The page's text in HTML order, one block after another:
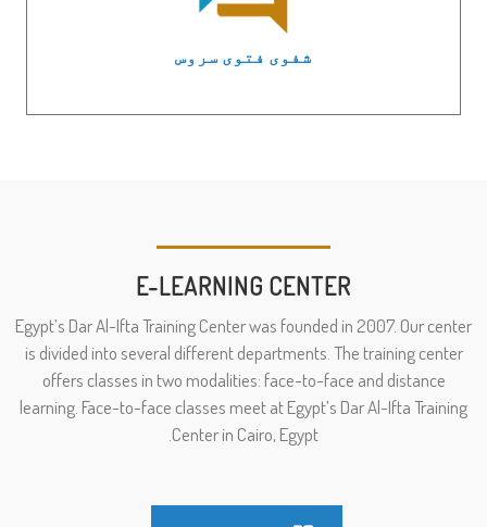
شفوی فتوی سروس
E-LEARNING CENTER
Egypt’s Dar Al-Ifta Training Center was founded in 2007. Our center
is divided into several different departments. The training center
offers classes in two modalities: face-to-face and distance
learning. Face-to-face classes meet at Egypt’s Dar Al-Ifta Training
Center in Cairo, Egypt.